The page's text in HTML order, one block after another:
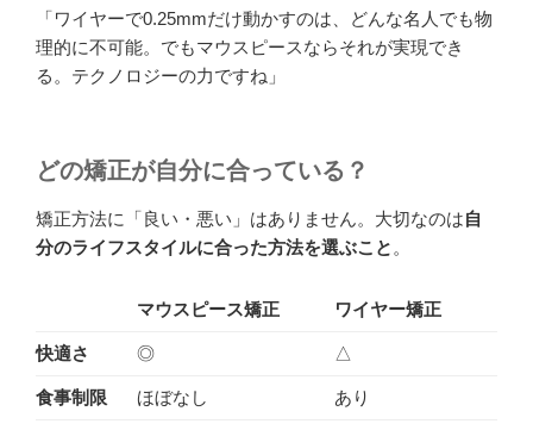
「ワイヤーで0.25mmだけ動かすのは、どんな名人でも物
理的に不可能。でもマウスピースならそれが実現でき
る。テクノロジーの力ですね」
どの矯正が自分に合っている？
矯正方法に「良い・悪い」はありません。大切なのは自
分のライフスタイルに合った方法を選ぶこと 。
マウスピース矯正 ワイヤー矯正
快適さ ◎ △
食事制限 ほぼなし あり